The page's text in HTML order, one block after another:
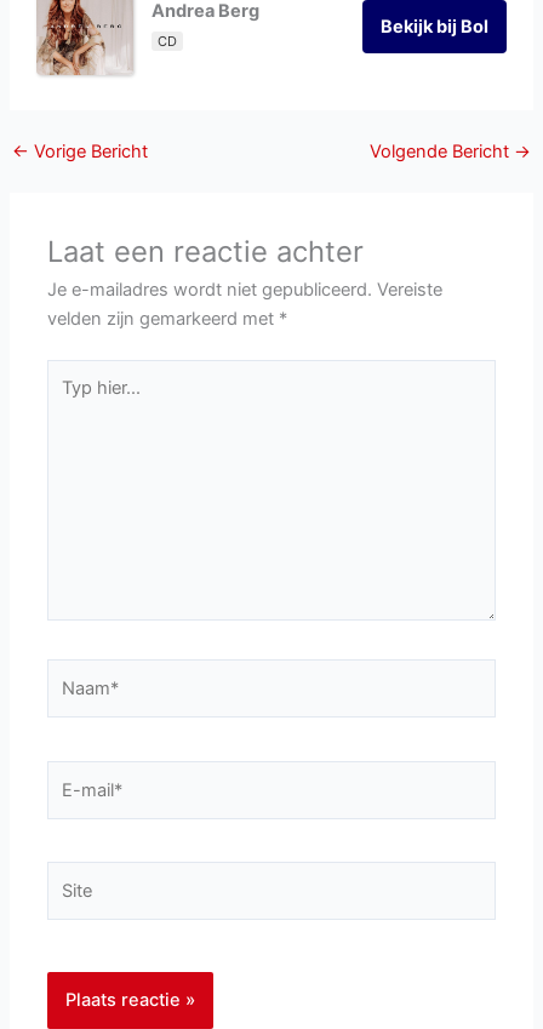
Andrea Berg
CD
Bekijk bij Bol
← Vorige Bericht Volgende Bericht →
Laat een reactie achter
Je e-mailadres wordt niet gepubliceerd. Vereiste
velden zijn gemarkeerd met *
hier...
mail*